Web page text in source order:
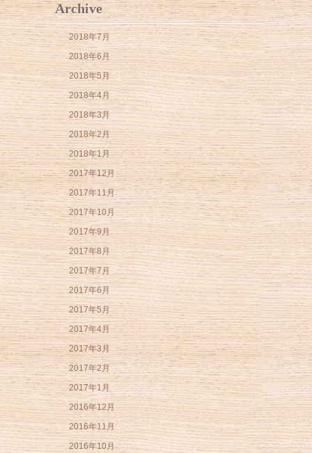
Archive
2018年7月
2018年6月
2018年5月
2018年4月
2018年3月
2018年2月
2018年1月
2017年12月
2017年11月
2017年10月
2017年9月
2017年8月
2017年7月
2017年6月
2017年5月
2017年4月
2017年3月
2017年2月
2017年1月
2016年12月
2016年11月
2016年10月